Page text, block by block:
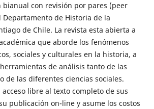
bianual con revisión por pares (peer
Departamento de Historia de la
de Chile. La revista esta abierta a
que aborde los fenómenos
sociales y culturales en la historia, a
de análisis tanto de las
de las diferentes ciencias sociales.
acceso libre al texto completo de sus
publicación on-line y asume los costos